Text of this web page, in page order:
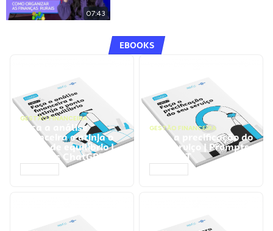
07:43
EBOOKS
GESTÃO FINANCEIRA
Faça a análise
financeira e atinja o
ponto de equilíbrio |
Prompts ChatGPT
GESTÃO FINANCEIRA
Faça a precificação do
seu serviço | Prompts
ChatGPT